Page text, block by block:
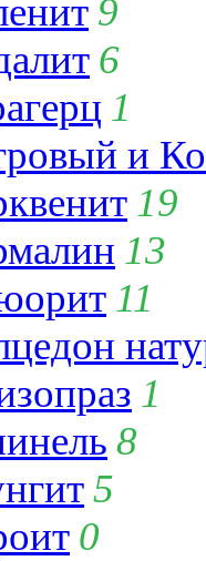
9
6
1
и
19
13
11
1
8
5
0